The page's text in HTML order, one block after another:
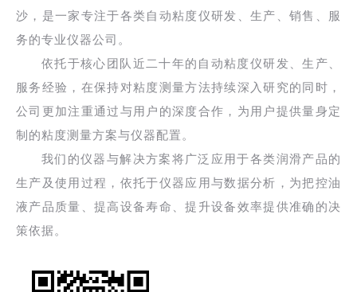
沙，是一家专注于各类自动粘度仪研发、生产、销售、服
务的专业仪器公司。
依托于核心团队近二十年的自动粘度仪研发、生产、
服务经验，在保持对粘度测量方法持续深入研究的同时，
公司更加注重通过与用户的深度合作，为用户提供量身定
制的粘度测量方案与仪器配置。
我们的仪器与解决方案将广泛应用于各类润滑产品的
生产及使用过程，依托于仪器应用与数据分析，为把控油
液产品质量、提高设备寿命、提升设备效率提供准确的决
策依据。